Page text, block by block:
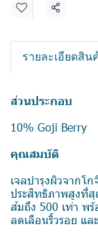
แชร์
รายละเอียดสิน
ส่วนประกอบ
10% Goji Berry
คุณสมบัติ
เจลบำรุงผิวจากโ
ประสิทธิภาพสูงที่สุ
ส้มถึง 500 เท่า พ
ลดเลือนริ้วรอย แล